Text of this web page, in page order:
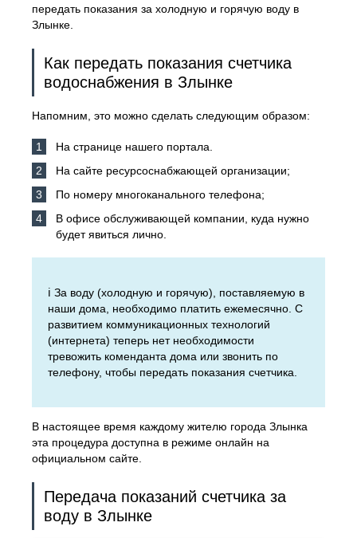
передать показания за холодную и горячую воду в
Злынке.
Как передать показания счетчика
водоснабжения в Злынке
Напомним, это можно сделать следующим образом:
На странице нашего портала.
На сайте ресурсоснабжающей организации;
По номеру многоканального телефона;
В офисе обслуживающей компании, куда нужно
будет явиться лично.
ℹ️ За воду (холодную и горячую), поставляемую в
наши дома, необходимо платить ежемесячно. С
развитием коммуникационных технологий
(интернета) теперь нет необходимости
тревожить коменданта дома или звонить по
телефону, чтобы передать показания счетчика.
В настоящее время каждому жителю города Злынка
эта процедура доступна в режиме онлайн на
официальном сайте.
Передача показаний счетчика за
воду в Злынке